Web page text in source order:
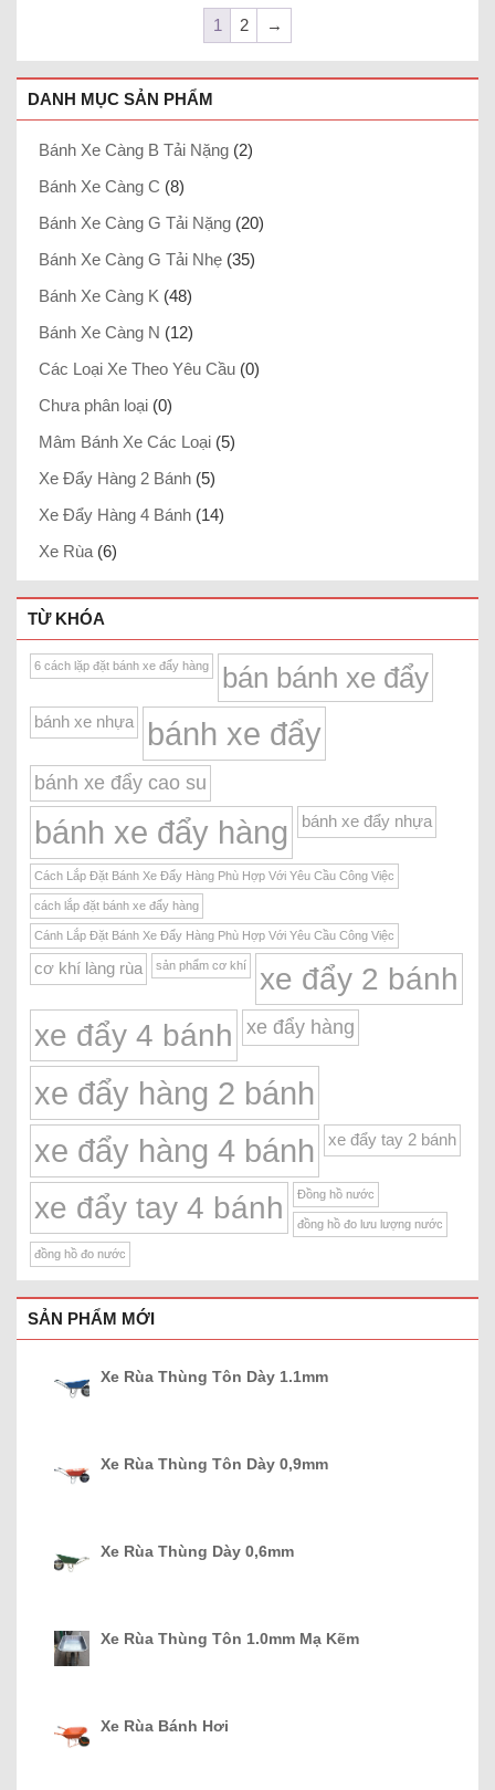
1 2 →
DANH MỤC SẢN PHẨM
Bánh Xe Càng B Tải Nặng (2)
Bánh Xe Càng C (8)
Bánh Xe Càng G Tải Nặng (20)
Bánh Xe Càng G Tải Nhẹ (35)
Bánh Xe Càng K (48)
Bánh Xe Càng N (12)
Các Loại Xe Theo Yêu Cầu (0)
Chưa phân loại (0)
Mâm Bánh Xe Các Loại (5)
Xe Đẩy Hàng 2 Bánh (5)
Xe Đẩy Hàng 4 Bánh (14)
Xe Rùa (6)
TỪ KHÓA
6 cách lặp đặt bánh xe đẩy hàng bán bánh xe đẩy
bánh xe nhựa bánh xe đẩy
bánh xe đẩy cao su
bánh xe đẩy hàng bánh xe đẩy nhựa
Cách Lắp Đặt Bánh Xe Đẩy Hàng Phù Hợp Với Yêu Cầu Công Việc
cách lắp đặt bánh xe đẩy hàng
Cánh Lắp Đặt Bánh Xe Đẩy Hàng Phù Hợp Với Yêu Cầu Công Việc
cơ khí làng rùa sản phẩm cơ khí
xe đẩy 2 bánh
xe đẩy 4 bánh
xe đẩy hàng
xe đẩy hàng 2 bánh
xe đẩy hàng 4 bánh xe đẩy tay 2 bánh
xe đẩy tay 4 bánh Đồng hồ nước
đồng hồ đo lưu lượng nước
đồng hồ đo nước
SẢN PHẨM MỚI
Xe Rùa Thùng Tôn Dày 1.1mm
Xe Rùa Thùng Tôn Dày 0,9mm
Xe Rùa Thùng Dày 0,6mm
Xe Rùa Thùng Tôn 1.0mm Mạ Kẽm
Xe Rùa Bánh Hơi